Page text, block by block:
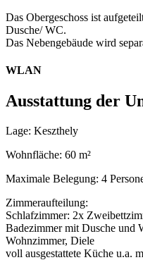
Das Obergeschoss ist
Dusche/ WC.
Das Nebengebäude wird
WLAN
Ausstattung der
Lage: Keszthely
Wohnfläche: 60 m²
Maximale Belegung: 4
Zimmeraufteilung:
Schlafzimmer: 2x
Badezimmer mit Dusche und
Wohnzimmer, Diele
voll ausgestattete Küche u.a.